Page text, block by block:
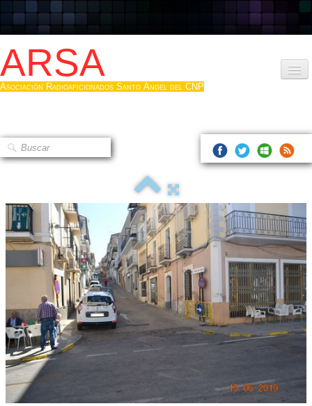
ARSA
Asociación Radioaficionados Santo Ángel del CNP
Que es la ARSA
Hacerse socio
Log diploma en Pdf
Fotos▼
Sistemas Digitales
Noticias de interés
Contacto